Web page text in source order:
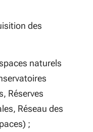
des
naturels
Réserves
Réseau des
;